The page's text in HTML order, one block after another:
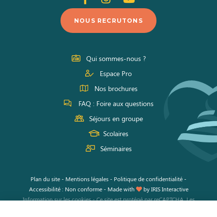
nous
sur
Facebook
nous
sur
Instagram
nous
sur
Youtube
NOUS RECRUTONS
Qui sommes-nous ?
Espace Pro
Nos brochures
FAQ : Foire aux questions
Séjours en groupe
Scolaires
Séminaires
Plan du site- Mentions légales- Politique de confidentialité-
Accessibilité : Non conforme - Made with byIRIS Interactive
Information sur les cookies-Ce site est protégé par reCAPTCHA. Les